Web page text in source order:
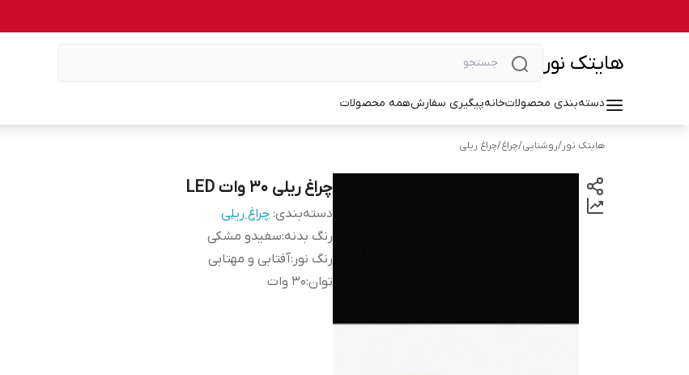
هایتک نور
دسته‌بندی محصولاتخانهپیگیری سفارشهمه محصولات
هایتک نور/روشنایی/چراغ/چراغ ریلی
چراغ ریلی 30 وات LED
دسته‌بندی: چراغ ریلی
رنگ بدنه:سفیدو مشکی
رنگ نور :آفتابی و مهتابی
توان:30 وات